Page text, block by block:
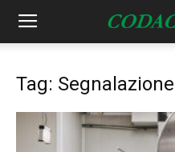
Tag: Segnalazione